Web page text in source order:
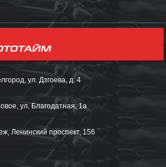
ул. Дзгоева, д. 4
ул. Благодатная, 1а
Ленинский проспект, 156